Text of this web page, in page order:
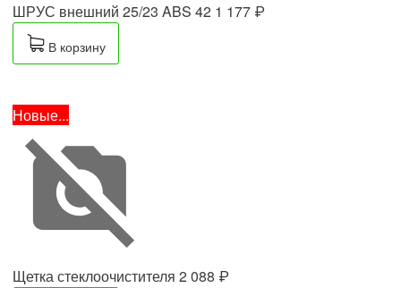
ШРУС внешний 25/23 ABS 42 1 177 ₽
В корзину
Новые...
Щетка стеклоочистителя 2 088 ₽